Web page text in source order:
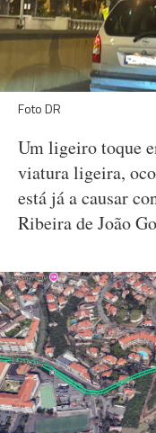
Foto DR
Um ligeiro toque
viatura ligeira,
está já a causar
Ribeira de João